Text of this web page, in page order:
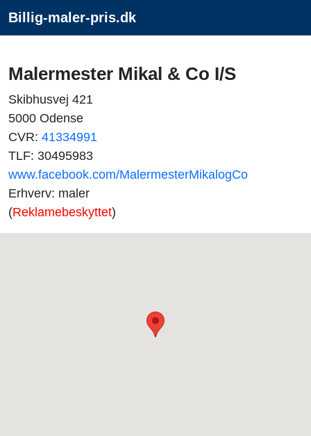
Billig-maler-pris.dk
Malermester Mikal & Co I/S
Skibhusvej 421
5000 Odense
CVR: 41334991
TLF: 30495983
www.facebook.com/MalermesterMikalogCo
Erhverv: maler
(Reklamebeskyttet)